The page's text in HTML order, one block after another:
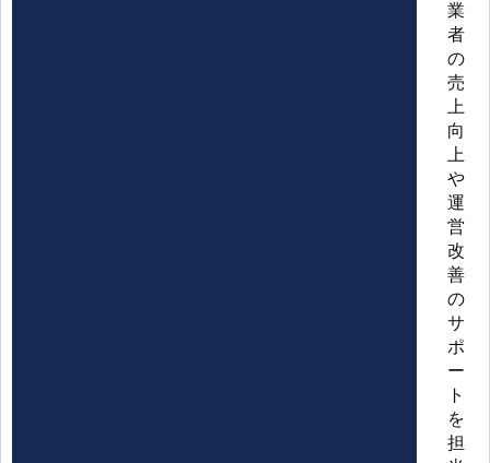
業
者
の
売
上
向
上
や
運
営
改
善
の
サ
ポ
ー
ト
を
担